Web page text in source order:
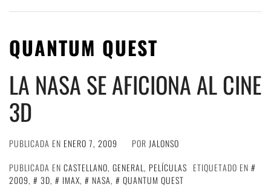
QUANTUM QUEST
LA NASA SE AFICIONA AL CINE
3D
PUBLICADA EN ENERO 7, 2009 POR JALONSO
PUBLICADA EN CASTELLANO, GENERAL, PELÍCULAS ETIQUETADO EN
2009, 3D, IMAX, NASA,
QUANTUM QUEST